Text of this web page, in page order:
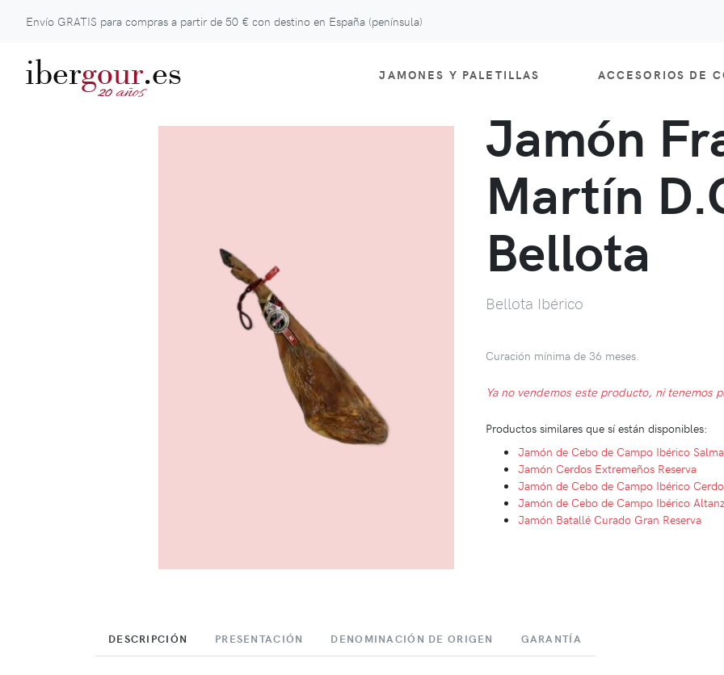
Envío GRATIS para compras a partir de 50 € con destino en España (península)
ibergour
20 años.es JAMONES Y PALETILLAS ACCESORIOS DE
Jamón
Martín
Bellota
Bellota Ibérico
Curación mínima de 36 meses.
Ya no vendemos este producto, ni tenemos
Productos similares que sí están disponibles:
Jamón de Cebo de Campo Ibérico
Jamón Cerdos Extremeños Reserva
Jamón de Cebo de Campo Ibérico
Jamón de Cebo de Campo Ibérico
Jamón Batallé Curado Gran Reserva
DESCRIPCIÓN PRESENTACIÓN DENOMINACIÓN DE ORIGEN GARANTÍA